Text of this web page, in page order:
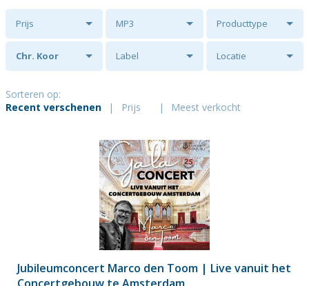
Prijs MP3 Producttype
Chr. Koor Label Locatie
Sorteren op:
Recent verschenen
| Prijs | Meest verkocht
Jubileumconcert Marco den Toom | Live vanuit het